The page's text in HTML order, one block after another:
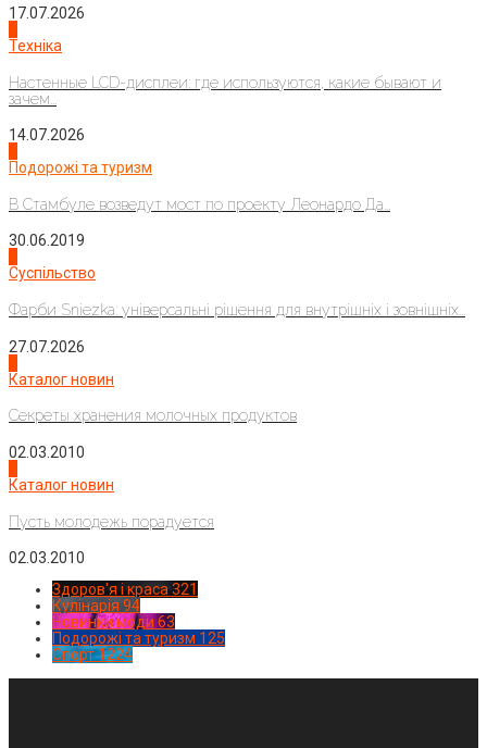
17.07.2026
Техніка
Настенные LCD-дисплеи: где используются, какие бывают и
зачем...
14.07.2026
Подорожі та туризм
В Стамбуле возведут мост по проекту Леонардо Да...
30.06.2019
Суспільство
Фарби Sniezka: універсальні рішення для внутрішніх і зовнішніх...
27.07.2026
Каталог новин
Секреты хранения молочных продуктов
02.03.2010
Каталог новин
Пусть молодежь порадуется
02.03.2010
Здоров'я і краса 321
Кулінарія 94
Новинки моди 63
Подорожі та туризм 125
Спорт1224